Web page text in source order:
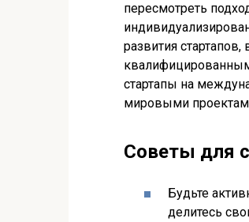
пересмотреть
развития
стартапы на
мировыми
Советы для
Будьте
делитесь